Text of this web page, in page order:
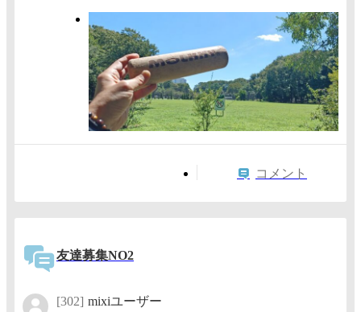
コメント
友達募集NO2
[302] mixiユーザー